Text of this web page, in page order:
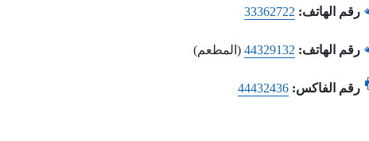
رقم الهاتف: 33362722
رقم الهاتف: 44329132 (المطعم)
رقم الفاكس: 44432436